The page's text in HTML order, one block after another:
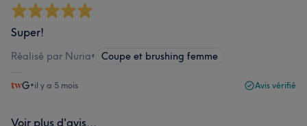
Super!
Réalisé par Nuria• Coupe et brushing femme
G•il y a 5 mois Avis vérifié
Voir plus d'avis...